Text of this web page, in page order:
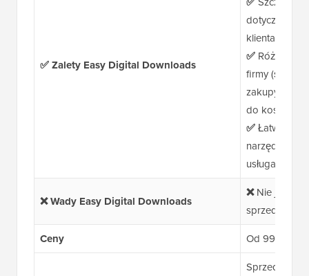
✅ Zalety Easy Digital Downloads
dotyczące
klientami
✅
firmy
zakupy,
do koszyka)
✅Łatwa
narzędziami
usługami
❌ Wady Easy Digital Downloads
❌Nie jest
sprzedawać
Ceny
Od 99,50
Sprzedaż